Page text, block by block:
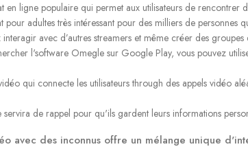
en ligne populaire qui permet aux utilisateurs de rencontrer
pour adultes très intéressant pour des milliers de personnes
avec d’autres streamers et même créer des groupes
l'software Omegle sur Google Play, vous pouvez
qui connecte les utilisateurs through des appels vidéo
de rappel pour qu'ils gardent leurs informations
avec des inconnus offre un mélange unique